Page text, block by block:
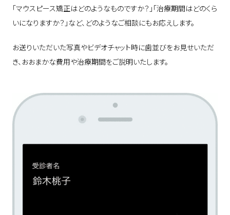
「マウスピース矯正はどのようなものですか？」「治療期間はどのくら
いになりますか？」など、どのようなご相談にもお応えします。
お送りいただいた写真やビデオチャット時に歯並びをお見せいただ
き、おおまかな費用や治療期間をご説明いたします。